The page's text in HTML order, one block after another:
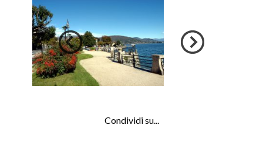
Condividi su...